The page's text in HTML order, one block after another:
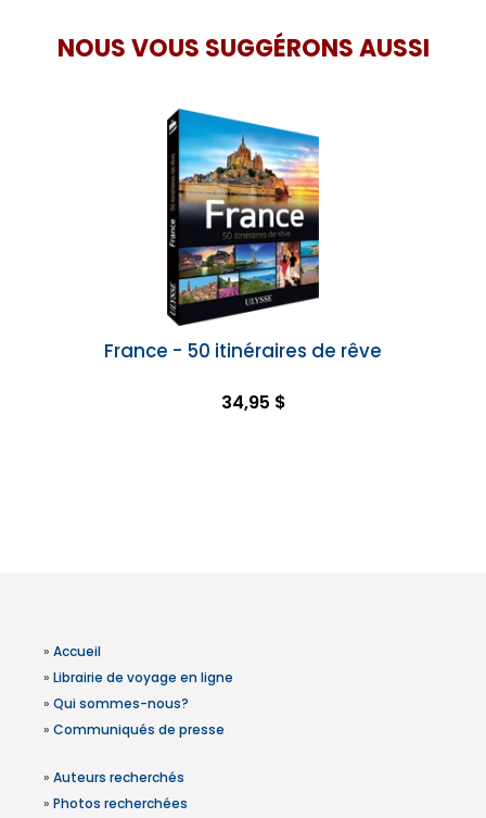
NOUS VOUS SUGGÉRONS AUSSI
France - 50 itinéraires de rêve
34,95 $
» Accueil
» Librairie de voyage en ligne
» Qui sommes-nous?
» Communiqués de presse
» Auteurs recherchés
» Photos recherchées